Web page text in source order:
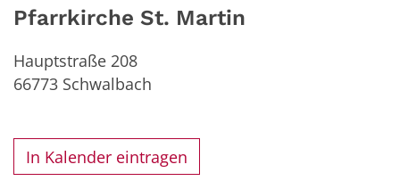
Pfarrkirche St. Martin
Hauptstraße 208
66773 Schwalbach
In Kalender eintragen